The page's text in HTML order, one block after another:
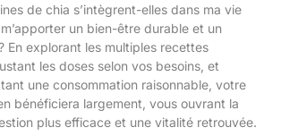
de chia s’intègrent-elles dans ma vie
un bien-être durable et un
En explorant les multiples recettes
les doses selon vos besoins, et
une consommation raisonnable, votre
bénéficiera largement, vous ouvrant la
plus efficace et une vitalité retrouvée.